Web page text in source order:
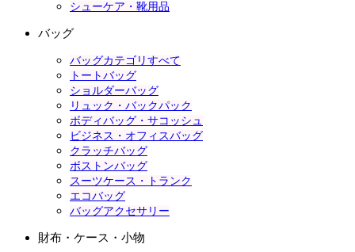
シューケア・靴用品
バッグ
バッグカテゴリすべて
トートバッグ
ショルダーバッグ
リュック・バックパック
ボディバッグ・サコッシュ
ビジネス・オフィスバッグ
クラッチバッグ
ボストンバッグ
スーツケース・トランク
エコバッグ
バッグアクセサリー
財布・ケース・小物